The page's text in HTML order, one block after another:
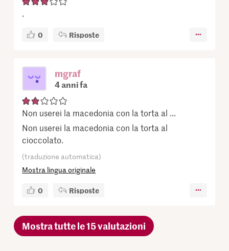
.
0 Risposte
mgraf
4 anni fa
Non userei la macedonia con la torta al ...
Non userei la macedonia con la torta al
cioccolato.
(traduzione automatica)
Mostra lingua originale
0 Risposte
Mostra tutte le 15 valutazioni